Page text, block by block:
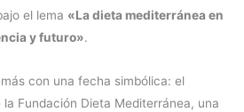
el lema «La dieta mediterránea en
y futuro».
con una fecha simbólica: el
Fundación Dieta Mediterránea, una